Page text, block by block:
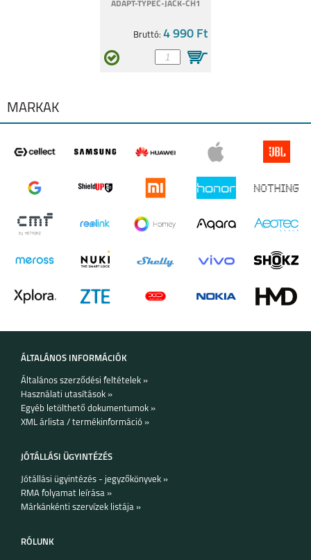
ADAPT-TYPEC-JACK-CH1
Bruttó: 4 990 Ft
MÁRKÁK
ÁLTALÁNOS INFORMÁCIÓK
Általános szerződési feltételek »
Használati utasítások »
Egyéb letölthető dokumentumok »
XML árlista / termékinformáció »
JÓTÁLLÁSI ÜGYINTÉZÉS
Jótállási ügyintézés - jegyzőkönyvek »
RMA folyamat leírása »
Márkánkénti szervízek listája »
RÓLUNK